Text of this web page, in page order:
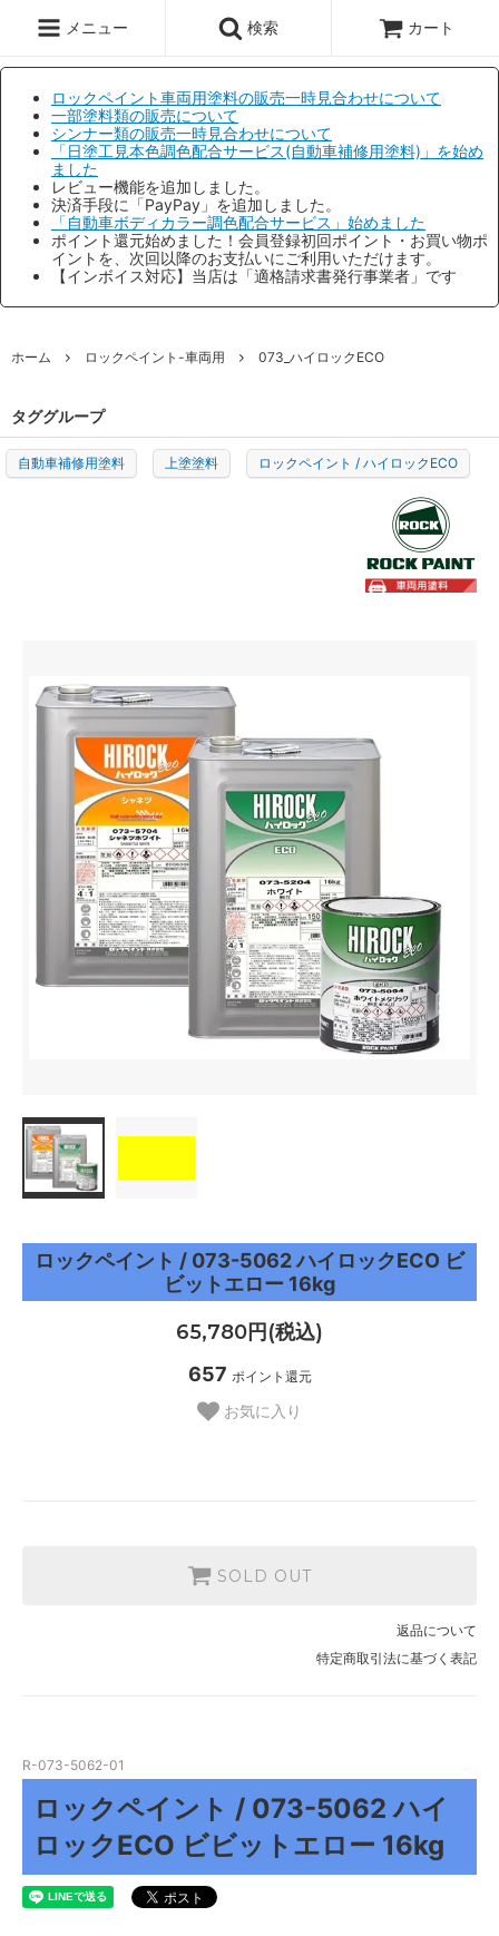
メニュー 検索 カート
ロックペイント車両用塗料の販売一時見合わせについて
一部塗料類の販売について
シンナー類の販売一時見合わせについて
「日塗工見本色調色配合サービス(自動車補修用塗料)」を始め
ました
レビュー機能を追加しました。
決済手段に「PayPay」を追加しました。
「自動車ボディカラー調色配合サービス」始めました
ポイント還元始めました！会員登録初回ポイント・お買い物ポ
イントを、次回以降のお支払いにご利用いただけます。
【インボイス対応】当店は「適格請求書発行事業者」です
ホーム ロックペイント-車両用 073_ハイロックECO
タググループ
自動車補修用塗料 上塗塗料 ロックペイント / ハイロックECO
ロックペイント / 073-5062 ハイロックECO ビ
ビットエロー 16kg
65,780円(税込)
657 ポイント還元
お気に入り
SOLD OUT
返品について
特定商取引法に基づく表記
R-073-5062-01
ロックペイント / 073-5062 ハイ
ロックECO ビビットエロー 16kg